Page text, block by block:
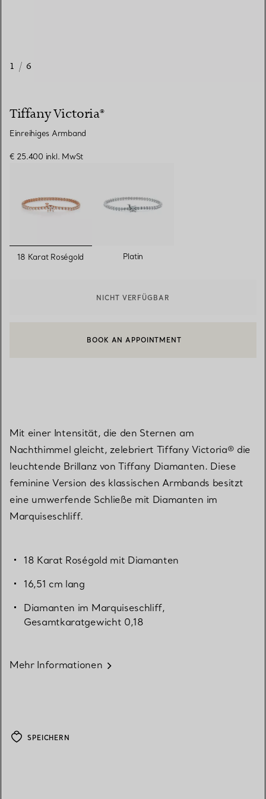
1 / 6
Tiffany Victoria®
Einreihiges Armband
€ 25.400 inkl. MwSt
ausgewählt
18 Karat Roségold Platin
NICHT VERFÜGBAR
EINEN KUNDENBERATER KONTAKTIEREN ODER EINEN
BOOK AN APPOINTMENT
Mit einer Intensität, die den Sternen am
Nachthimmel gleicht, zelebriert Tiffany Victoria® die
leuchtende Brillanz von Tiffany Diamanten. Diese
feminine Version des klassischen Armbands besitzt
eine umwerfende Schließe mit Diamanten im
Marquiseschliff.
18 Karat Roségold mit Diamanten
16,51 cm lang
Diamanten im Marquiseschliff,
Gesamtkaratgewicht 0,18
Mehr Informationen
SPEICHERN